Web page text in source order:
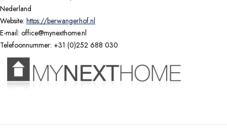
Nederland
Website: https://berwangerhof.nl
E-mail: office@mynexthome.nl
Telefoonnummer: +31 (0)252 688 030